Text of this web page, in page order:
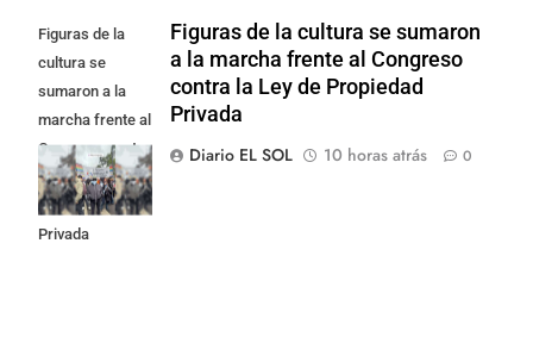
Figuras de la
cultura se
sumaron a la
marcha frente al
Congreso contra
la Ley de
Propiedad
Privada
Figuras de la cultura se sumaron
a la marcha frente al Congreso
contra la Ley de Propiedad
Privada
Diario EL SOL
10 horas atrás 0